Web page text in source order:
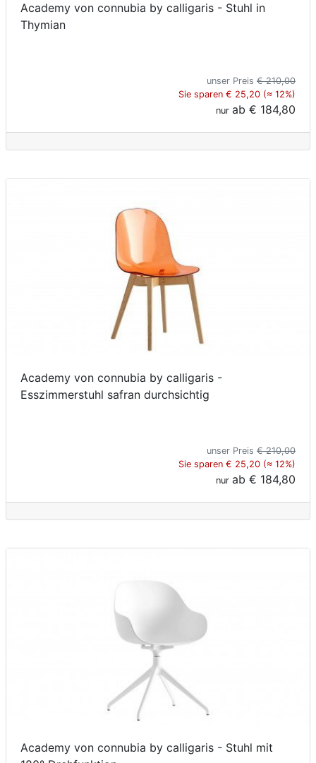
Academy von connubia by calligaris - Stuhl in
Thymian
unser Preis € 210,00
Sie sparen € 25,20 (≈ 12%)
nur ab € 184,80
Academy von connubia by calligaris -
Esszimmerstuhl safran durchsichtig
unser Preis € 210,00
Sie sparen € 25,20 (≈ 12%)
nur ab € 184,80
Academy von connubia by calligaris - Stuhl mit